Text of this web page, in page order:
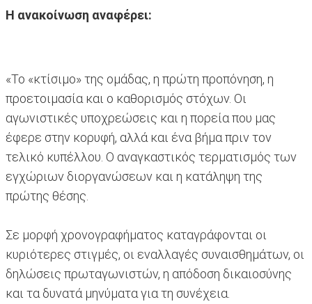
Η ανακοίνωση αναφέρει:
«Το «κτίσιμο» της ομάδας, η πρώτη προπόνηση, η
προετοιμασία και ο καθορισμός στόχων. Οι
αγωνιστικές υποχρεώσεις και η πορεία που μας
έφερε στην κορυφή, αλλά και ένα βήμα πριν τον
τελικό κυπέλλου. Ο αναγκαστικός τερματισμός των
εγχώριων διοργανώσεων και η κατάληψη της
πρώτης θέσης.
Σε μορφή χρονογραφήματος καταγράφονται οι
κυριότερες στιγμές, οι εναλλαγές συναισθημάτων, οι
δηλώσεις πρωταγωνιστών, η απόδοση δικαιοσύνης
και τα δυνατά μηνύματα για τη συνέχεια.